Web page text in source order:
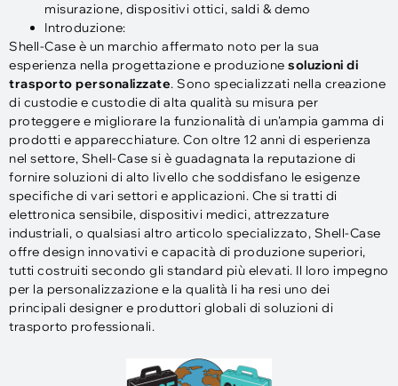
misurazione, dispositivi ottici, saldi & demo
Introduzione:
Shell-Case è un marchio affermato noto per la sua
esperienza nella progettazione e produzione soluzioni di
trasporto personalizzate. Sono specializzati nella creazione
di custodie e custodie di alta qualità su misura per
proteggere e migliorare la funzionalità di un'ampia gamma di
prodotti e apparecchiature. Con oltre 12 anni di esperienza
nel settore, Shell-Case si è guadagnata la reputazione di
fornire soluzioni di alto livello che soddisfano le esigenze
specifiche di vari settori e applicazioni. Che si tratti di
elettronica sensibile, dispositivi medici, attrezzature
industriali, o qualsiasi altro articolo specializzato, Shell-Case
offre design innovativi e capacità di produzione superiori,
tutti costruiti secondo gli standard più elevati. Il loro impegno
per la personalizzazione e la qualità li ha resi uno dei
principali designer e produttori globali di soluzioni di
trasporto professionali.